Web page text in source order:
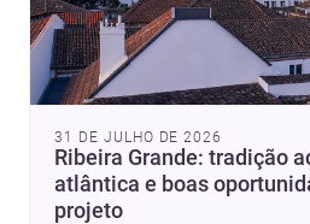
31 DE JULHO DE 2026
Ribeira Grande: tradição
atlântica e boas
projeto